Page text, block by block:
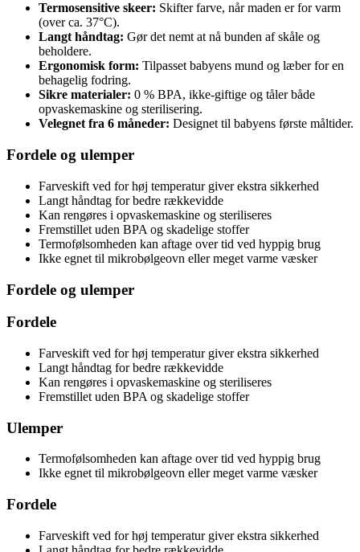
Termosensitive skeer: Skifter farve, når maden er for varm
(over ca. 37°C).
Langt håndtag: Gør det nemt at nå bunden af skåle og
beholdere.
Ergonomisk form: Tilpasset babyens mund og læber for en
behagelig fodring.
Sikre materialer: 0 % BPA, ikke-giftige og tåler både
opvaskemaskine og sterilisering.
Velegnet fra 6 måneder: Designet til babyens første måltider.
Fordele og ulemper
Farveskift ved for høj temperatur giver ekstra sikkerhed
Langt håndtag for bedre rækkevidde
Kan rengøres i opvaskemaskine og steriliseres
Fremstillet uden BPA og skadelige stoffer
Termofølsomheden kan aftage over tid ved hyppig brug
Ikke egnet til mikrobølgeovn eller meget varme væsker
Fordele og ulemper
Fordele
Farveskift ved for høj temperatur giver ekstra sikkerhed
Langt håndtag for bedre rækkevidde
Kan rengøres i opvaskemaskine og steriliseres
Fremstillet uden BPA og skadelige stoffer
Ulemper
Termofølsomheden kan aftage over tid ved hyppig brug
Ikke egnet til mikrobølgeovn eller meget varme væsker
Fordele
Farveskift ved for høj temperatur giver ekstra sikkerhed